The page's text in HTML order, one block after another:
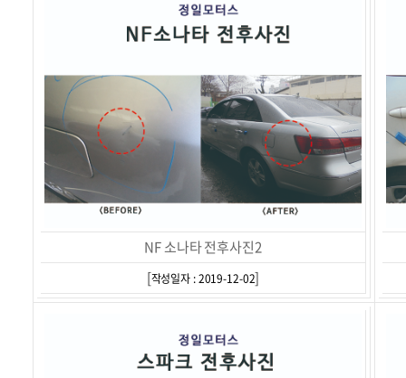
NF 소나타 전후사진2
[작성일자 : 2019-12-02]